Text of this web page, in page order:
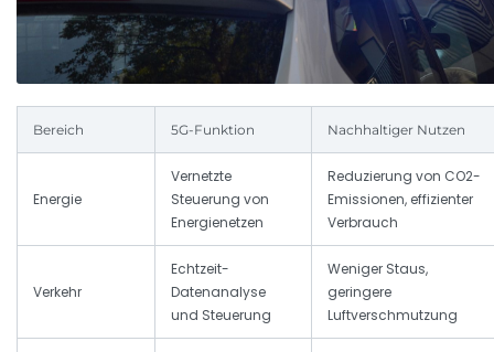
Bereich 5G-Funktion Nachhaltiger Nutzen
Energie
Vernetzte
Steuerung von
Energienetzen
Reduzierung von CO2-
Emissionen, effizienter
Verbrauch
Verkehr
Echtzeit-
Datenanalyse
und Steuerung
Weniger Staus,
geringere
Luftverschmutzung